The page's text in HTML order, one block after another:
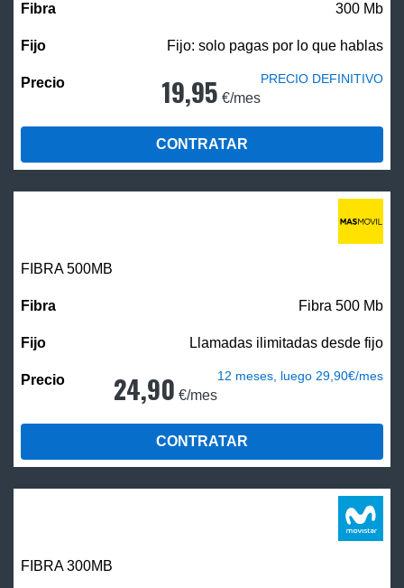
300 Mb
Fijo: solo pagas por lo que hablas
19,95 €/mes
PRECIO DEFINITIVO
CONTRATAR
FIBRA500MB
Fibra 500 Mb
Llamadas ilimitadas desde fijo
24,90 €/mes
12 meses, luego 29,90€/mes
CONTRATAR
FIBRA 300MB